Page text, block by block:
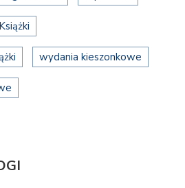
wydania kieszonkowe